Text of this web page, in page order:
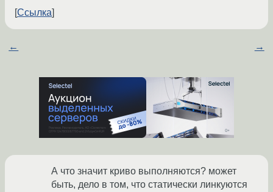
Ссылка
← →
А что значит криво выполняются? может
быть, дело в том, что статически линкуются